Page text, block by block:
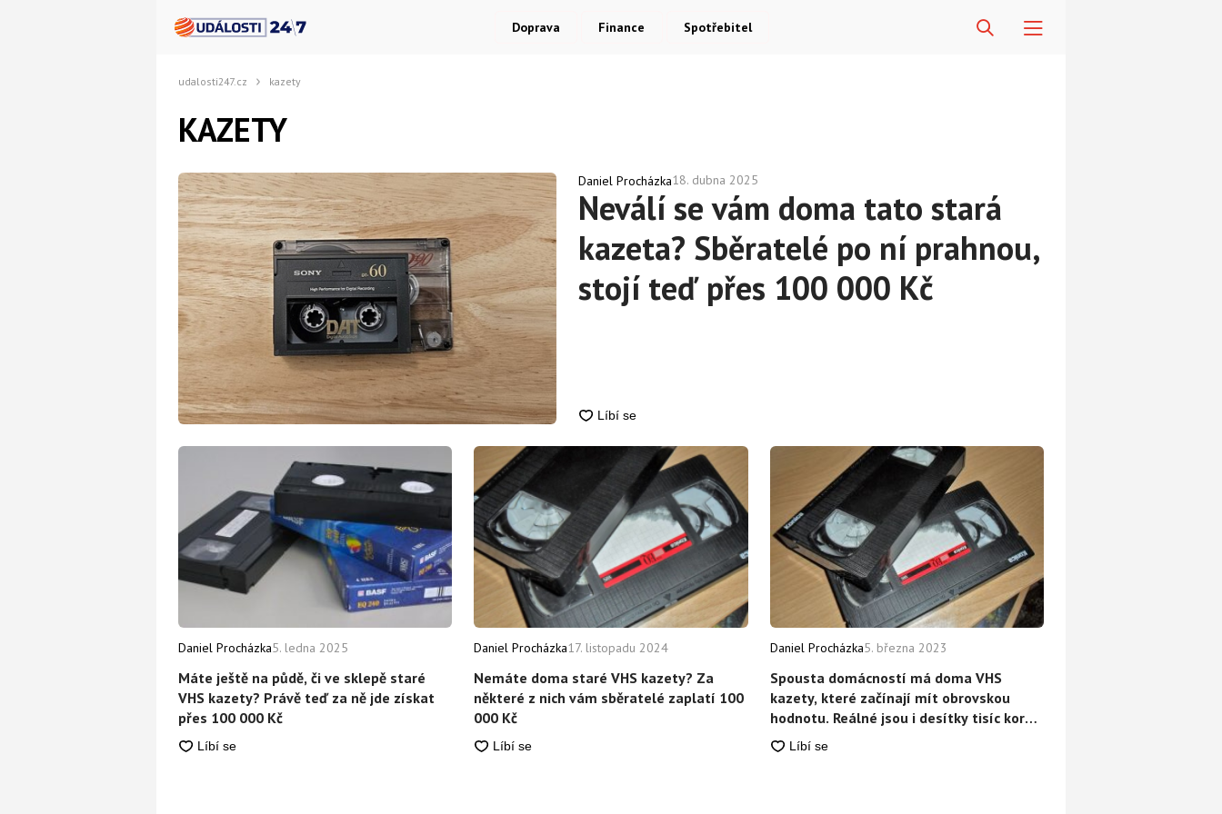
Doprava Finance Spotřebitel
udalosti247.cz kazety
KAZETY
Daniel Procházka18. dubna 2025
Neválí se vám doma tato stará
kazeta? Sběratelé po ní prahnou,
stojí teď přes 100 000 Kč
Máte ještě na půdě, či ve sklepě staré
VHS kazety? Právě teď za ně jde získat
přes 100 000 Kč
Daniel Procházka5. ledna 2025
Nemáte doma staré VHS kazety? Za
některé z nich vám sběratelé zaplatí 100
000 Kč
Daniel Procházka17. listopadu 2024
Spousta domácností má doma VHS
kazety, které začínají mít obrovskou
hodnotu. Reálné jsou i desítky tisíc korun
za jednu
Daniel Procházka5. března 2023